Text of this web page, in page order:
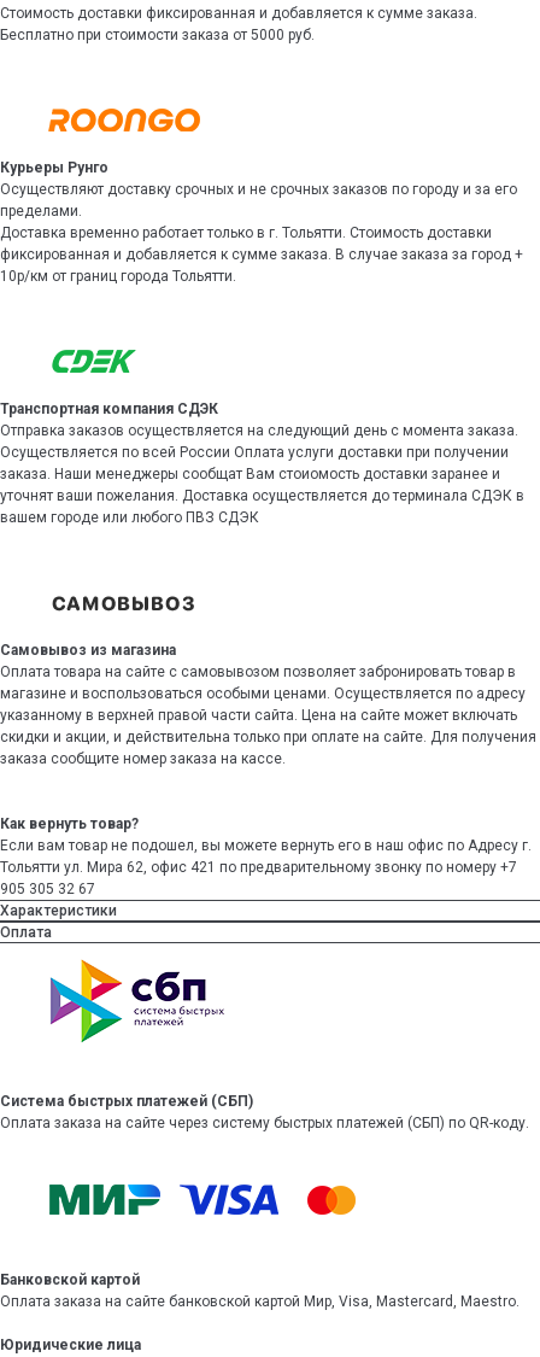
Стоимость доставки фиксированная и добавляется к сумме заказа.
Бесплатно при стоимости заказа от 5000 руб.
Курьеры Рунго
Осуществляют доставку срочных и не срочных заказов по городу и за его
пределами.
Доставка временно работает только в г. Тольятти. Стоимость доставки
фиксированная и добавляется к сумме заказа. В случае заказа за город +
10р/км от границ города Тольятти.
Транспортная компания СДЭК
Отправка заказов осуществляется на следующий день с момента заказа.
Осуществляется по всей России Оплата услуги доставки при получении
заказа. Наши менеджеры сообщат Вам стоиомость доставки заранее и
уточнят ваши пожелания. Доставка осуществляется до терминала СДЭК в
вашем городе или любого ПВЗ СДЭК
Самовывоз из магазина
Оплата товара на сайте с самовывозом позволяет забронировать товар в
магазине и воспользоваться особыми ценами. Осуществляется по адресу
указанному в верхней правой части сайта. Цена на сайте может включать
скидки и акции, и действительна только при оплате на сайте. Для получения
заказа сообщите номер заказа на кассе.
Как вернуть товар?
Если вам товар не подошел, вы можете вернуть его в наш офис по Адресу г.
Тольятти ул. Мира 62, офис 421 по предварительному звонку по номеру +7
905 305 32 67
Характеристики
Оплата
Система быстрых платежей (СБП)
Оплата заказа на сайте через систему быстрых платежей (СБП) по QR-коду.
Банковской картой
Оплата заказа на сайте банковской картой Мир, Visa, Mastercard, Maestro.
Юридические лица